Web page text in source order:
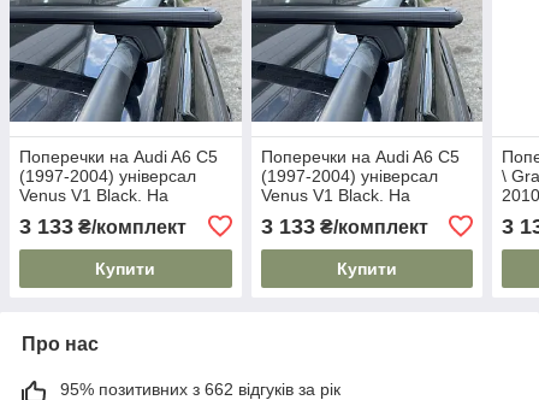
Поперечки на Audi A6 C5
(1997-2004) універсал
Venus V1 Black. На
стандартні рейлінги. Без
замка. Чорні
3 133 ₴/комплект
Купити
Поперечки на Audi A6 C5
(1997-2004) універсал
Venus V1 Black. На
стандартні рейлінги. Без
замка. Чорні
3 133₴/комплект
Купити
\
3
Про нас
95% позитивних з 662 відгуків за рік